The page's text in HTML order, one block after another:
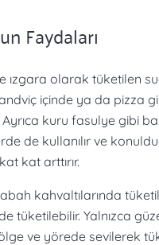
Faydaları
ızgara olarak tüketilen
içinde ya da pizza
Ayrıca kuru fasulye gibi
de kullanılır ve
kat arttırır.
kahvaltılarında
tüketilebilir. Yalnızca
ve yörede sevilerek